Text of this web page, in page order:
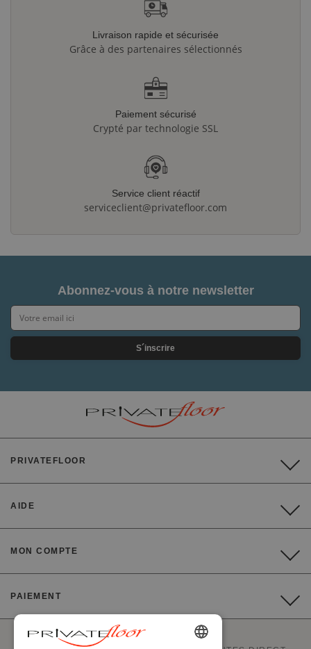
Livraison rapide et sécurisée
Grâce à des partenaires sélectionnés
Paiement sécurisé
Crypté par technologie SSL
Service client réactif
serviceclient@privatefloor.com
Abonnez-vous à notre newsletter
S´inscrire
PRIVATEFLOOR
AIDE
MON COMPTE
PAIEMENT